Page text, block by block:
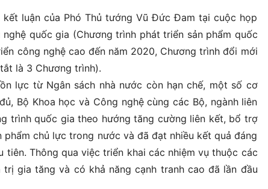
luận của Phó Thủ tướng Vũ Đức Đam tại cuộc họp
quốc gia (Chương trình phát triển sản phẩm quốc
công nghệ cao đến năm 2020, Chương trình đổi mới
là 3 Chương trình).
lực từ Ngân sách nhà nước còn hạn chế, một số cơ
Bộ Khoa học và Công nghệ cùng các Bộ, ngành liên
trình quốc gia theo hướng tăng cường liên kết, bổ trợ
chủ lực trong nước và đã đạt nhiều kết quả đáng
Thông qua việc triển khai các nhiệm vụ thuộc các
gia tăng và có khả năng cạnh tranh cao đã lần đầu